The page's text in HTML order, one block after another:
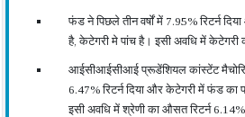
फंड ने पिछले तीन वर्षों में 7.95% रिटर्न
है, केटेगरी मे पांच है। इसी अवधि में केटेगरी
आईसीआईसीआई प्रूडेंशियल कांस्टेंट
6.47% रिटर्न दिया और केटेगरी में फंड का
इसी अवधि में श्रेणी का औसत रिटर्न